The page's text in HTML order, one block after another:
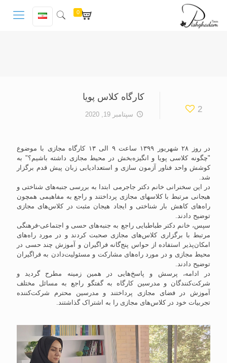
0
2
کارگاه کلاس پویا
سپتامبر 19, 2020
در روز ٢٨ شهریور ۱۳۹۹ ساعت ۹ الی ۱۳ کارگاه مجازی با موضوع
"چگونه کلاسی پویا و انگیزه‌بخش در محیط مجازی داشته باشیم؟" به
کوشش واحد فناور آزمون سازی و استعدادیابی زبان پیش قدم برگزار
شد.
در این سخنرانی خانم دکتر جاجرمی ابتدا به بررسی جنبه‌های شناختی و
هیجانی مرتبط با کلاسهای مجازی پرداختند و راجع به مفاهیمی همچون
راه‌های کاهش بار شناختی و ایجاد هیجان مثبت در کلاس‌های مجازی
توضیح دادند.
سپس، خانم دکتر طباطبایی راجع به جنبه‌های حسی و اجتماعی-فرهنگی
مرتبط با برگزاری کلاس‌های مجازی صحبت کردند و در مورد راه‌های
امکان‌پذیر استفاده از حواس پنج‌گانه فراگیران و آموزش چند حسی در
محیط مجازی و در مورد راه‌های مشارکت و مسئولیت‌دادن به فراگیران
توضیح دادند.
در ادامه، پرسش و پاسخ‌هایی در همین زمینه مطرح گردید و
شرکت‌کنندگان و مدرسین کارگاه به گفتگو راجع به مسائل مختلف
آموزش در فضای مجازی پرداختند و مدرسین محترم شرکت‌کننده
تجربیات خود در کلاس‌های مجازی را به اشتراک گذاشتند.